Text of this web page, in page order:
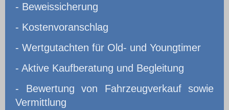
- Beweissicherung
- Kostenvoranschlag
- Wertgutachten für Old- und Youngtimer
- Aktive Kaufberatung und Begleitung
- Bewertung von Fahrzeugverkauf sowie
Vermittlung